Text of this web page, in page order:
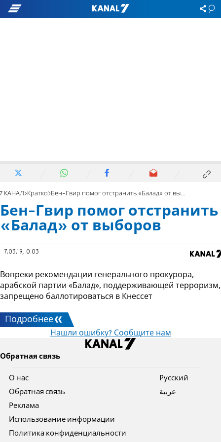
7 КАНАЛ Кратко Бен-Гвир помог отстранить «Балад» от выборов
Бен-Гвир помог отстранить
«Балад» от выборов
7.03.19, 0:03
Вопреки рекомендации генерального прокурора,
арабской партии «Балад», поддерживающей терроризм,
запрещено баллотироваться в Кнессет
Подробнее
Нашли ошибку? Сообщите нам
Обратная связь
О нас
Обратная связь
Реклама
Использование информации
Политика конфиденциальности
Pусский
عربية